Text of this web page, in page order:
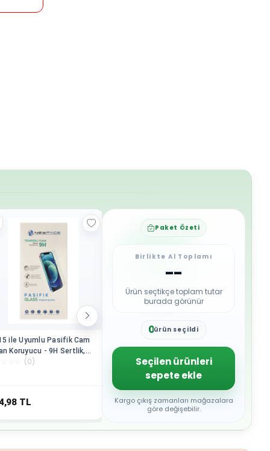
ile Uyumlu Pasifik Cam
Koruyucu - 9H Sertlik,
HD Şeffaf
(0)
TL
Pasifik Cam Ekran Koruyucu -
9H Sertlik, %99 HD Görüntü
☆☆ (0
264,98 TL
Paket Özeti
Birlikte Al Toplamı
--
Ürün seçtikçe toplam tutar
burada görünür
0
2
3
4
5
6
7
8
9
ürün seçildi
Seçilen ürünleri
sepete ekle
Kargo çıkış zamanları mağazalara
göre değişebilir.